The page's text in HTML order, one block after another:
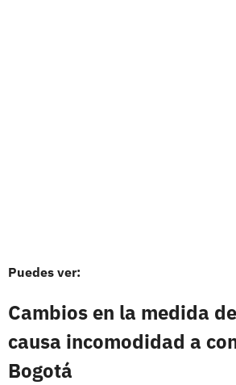
Puedes ver:
Cambios en la medida
causa incomodidad a
Bogotá